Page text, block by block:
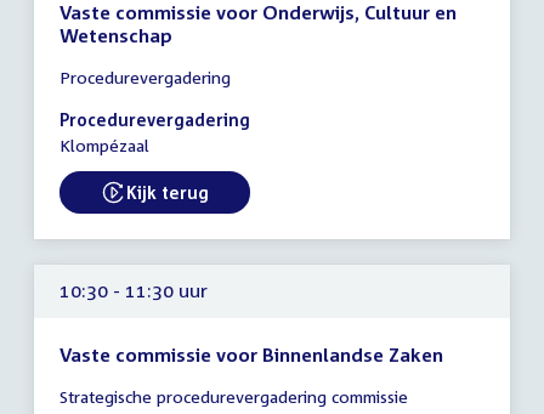
Vaste commissie voor Onderwijs, Cultuur en
Wetenschap
vergadering
10:15
-
uur
Procedurevergadering
Procedurevergadering
Klompézaal
External link:
Kijk terug
10:30 - 11:30 uur
Vaste commissie voor Binnenlandse Zaken
vergadering
Strategische procedurevergadering commissie